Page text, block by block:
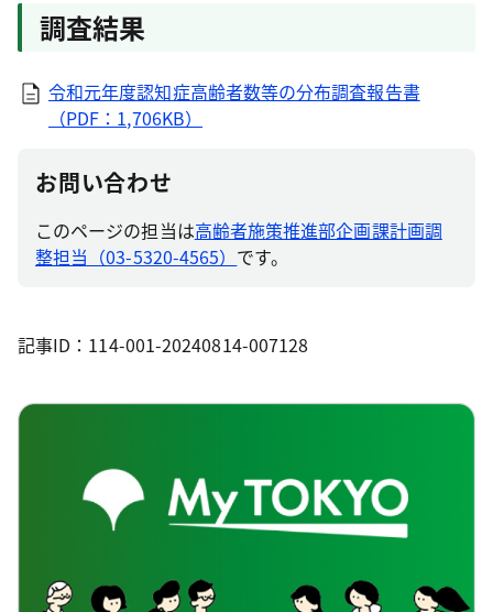
調査結果
令和元年度認知症高齢者数等の分布調査報告書
（PDF：1,706KB）
お問い合わせ
このページの担当は高齢者施策推進部企画課計画調
整担当（03-5320-4565） です。
記事ID：114-001-20240814-007128